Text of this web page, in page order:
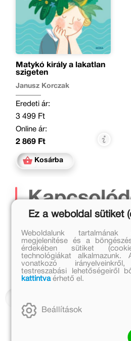
Matykó király a lakatlan
szigeten
Janusz Korczak
Eredeti ár:
3 499 Ft
Online ár:
2 869 Ft
Kosárba
Ez a weboldal sütiket
Weboldalunk tartalmának
megjelenítése és a
érdekében sütiket
technológiákat alkalmazunk.
vonatkozó
testreszabási lehetőségeiről
kattintvaérhető el.
Beállítások